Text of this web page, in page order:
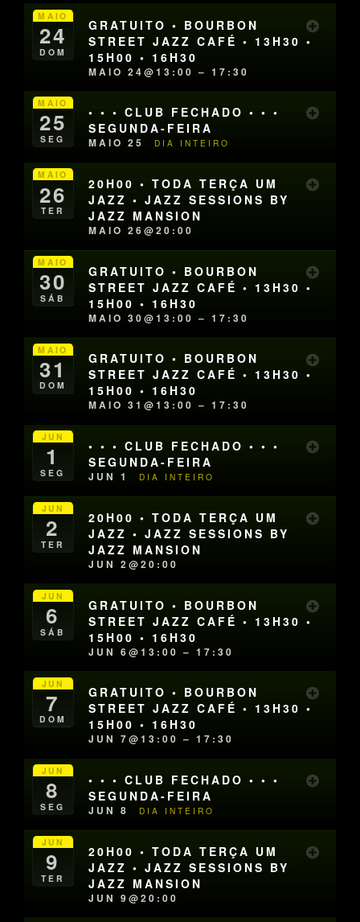
MAIO
24
DOM
GRATUITO • BOURBON
STREET JAZZ CAFÉ • 13H30 •
15H00 • 16H30
MAIO 24@13:00 – 17:30
MAIO
25
SEG
• • • CLUB FECHADO • • •
SEGUNDA-FEIRA
MAIO 25 DIA INTEIRO
MAIO
26
TER
20H00 • TODA TERÇA UM
JAZZ • JAZZ SESSIONS BY
JAZZ MANSION
MAIO 26@20:00
MAIO
30
SÁB
GRATUITO • BOURBON
STREET JAZZ CAFÉ • 13H30 •
15H00 • 16H30
MAIO 30@13:00 – 17:30
MAIO
31
DOM
GRATUITO • BOURBON
STREET JAZZ CAFÉ • 13H30 •
15H00 • 16H30
MAIO 31@13:00 – 17:30
JUN
1
SEG
• • • CLUB FECHADO • • •
SEGUNDA-FEIRA
JUN 1 DIA INTEIRO
JUN
2
TER
20H00 • TODA TERÇA UM
JAZZ • JAZZ SESSIONS BY
JAZZ MANSION
JUN 2@20:00
JUN
6
SÁB
GRATUITO • BOURBON
STREET JAZZ CAFÉ • 13H30 •
15H00 • 16H30
JUN 6@13:00 – 17:30
JUN
7
DOM
GRATUITO • BOURBON
STREET JAZZ CAFÉ • 13H30 •
15H00 • 16H30
JUN 7@13:00 – 17:30
JUN
8
SEG
• • • CLUB FECHADO • • •
SEGUNDA-FEIRA
JUN 8 DIA INTEIRO
JUN
9
TER
20H00 • TODA TERÇA UM
JAZZ • JAZZ SESSIONS BY
JAZZ MANSION
JUN 9@20:00